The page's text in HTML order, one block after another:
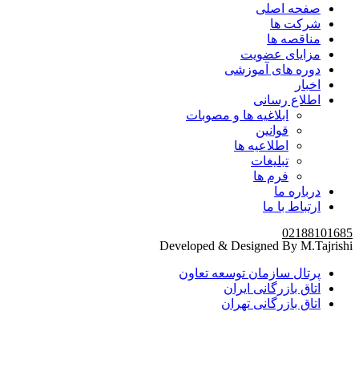
صفحه اصلی
شرکت ها
مناقصه ها
مزایای عضویت
دوره های آموزشی
اخبار
اطلاع رسانی
ابلاغیه ها و مصوبات
قوانین
اطلاعیه ها
تبلیغات
فرم ها
درباره ما
ارتباط با ما
02188101685
Developed & Designed By M.Tajrishi
پرتال سازمان توسعه تعاون
اتاق بازرگانی ایران
اتاق بازرگانی تهران